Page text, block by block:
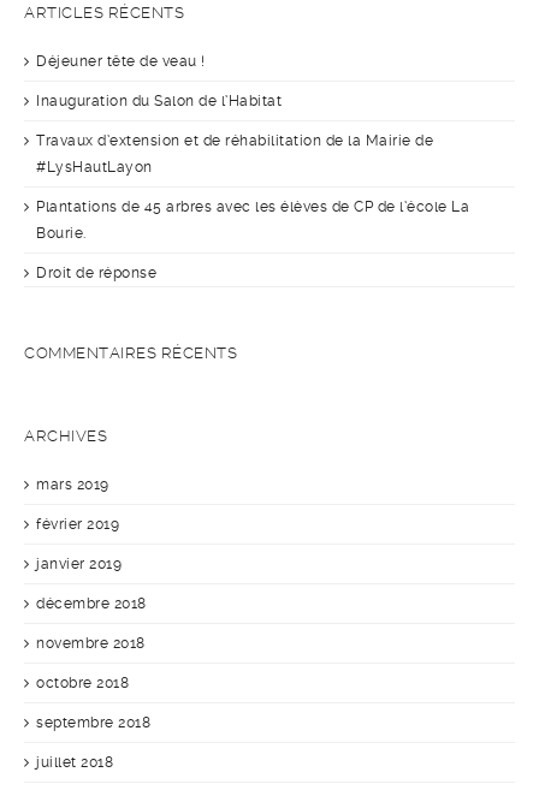
ARTICLES RÉCENTS
Déjeuner tête de veau !
Inauguration du Salon de l’Habitat
Travaux d’extension et de réhabilitation de la Mairie de
#LysHautLayon
Plantations de 45 arbres avec les élèves de CP de l’école La
Bourie.
Droit de réponse
COMMENTAIRES RÉCENTS
ARCHIVES
mars 2019
février 2019
janvier 2019
décembre 2018
novembre 2018
octobre 2018
septembre 2018
juillet 2018